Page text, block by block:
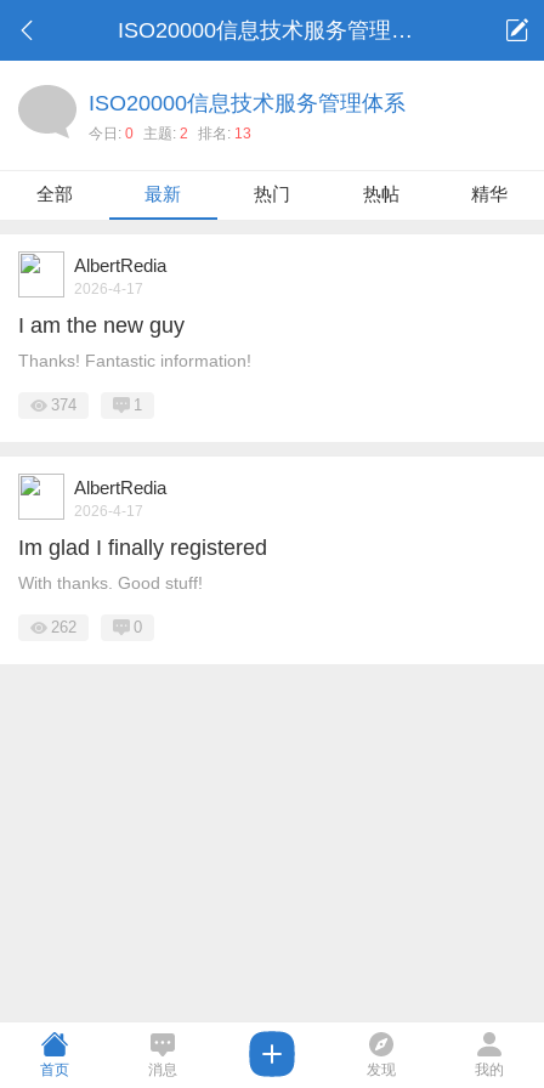
ISO20000信息技术服务管理体系
ISO20000信息技术服务管理体系
今日: 0 主题: 2 排名: 13
全部 最新 热门 热帖 精华
AlbertRedia
2026-4-17
I am the new guy
Thanks! Fantastic information!
374 1
AlbertRedia
2026-4-17
Im glad I finally registered
With thanks. Good stuff!
262 0
首页 消息 发现 我的